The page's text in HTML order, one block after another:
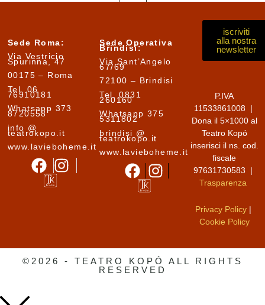
Sede Roma:
Via Vestricio
Spurinna, 47
00175 – Roma
Tel. 06
76910181
Whatsapp 373
8720558
info @
teatrokopo.it
www.lavieboheme.it
Sede Operativa
Brindisi:
Via Sant’Angelo
67/69
72100 – Brindisi
Tel. 0831
260160
Whatsapp 375
5311802
brindisi @
teatrokopo.it
www.lavieboheme.it
iscriviti
alla nostra
newsletter
P.IVA
11533861008 |
Dona il 5×1000 al
Teatro Kopó
inserisci il ns. cod.
fiscale
97631730583 |
Trasparenza
Privacy Policy|
Cookie Policy
©2026 - TEATRO KOPÓ ALL RIGHTS
RESERVED